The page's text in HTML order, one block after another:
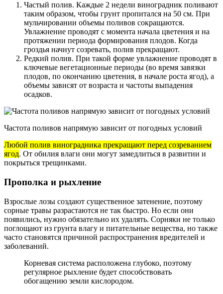
Частый полив. Каждые 2 недели виноградник поливают
таким образом, чтобы грунт пропитался на 50 см. При
мульчировании объемы поливов сокращаются.
Увлажнение проводят с момента начала цветения и на
протяжении периода формирования плодов. Когда
гроздья начнут созревать, полив прекращают.
Редкий полив. При такой форме увлажнение проводят в
ключевые вегетационные периоды (во время завязки
плодов, по окончанию цветения, в начале роста ягод), а
объемы зависят от возраста и частоты выпадения
осадков.
Частота поливов напрямую зависит от погодных условий
Любой полив виноградника прекращают перед созреванием
ягод. От обилия влаги они могут замедлиться в развитии и
покрыться трещинками.
Прополка и рыхление
Взрослые лозы создают существенное затенение, поэтому
сорные травы разрастаются не так быстро. Но если они
появились, нужно обязательно их удалять. Сорняки не только
поглощают из грунта влагу и питательные вещества, но также
часто становятся причиной распространения вредителей и
заболеваний.
Корневая система расположена глубоко, поэтому
регулярное рыхление будет способствовать
обогащению земли кислородом.